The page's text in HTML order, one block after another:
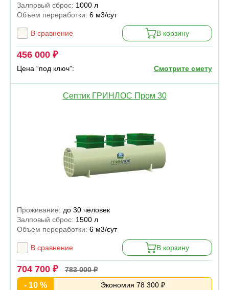
Залповый сброс: 1000 л
Объем переработки: 6 м3/сут
В сравнение В корзину
456 000 ₽
Цена “под ключ”: Смотрите смету
Септик ГРИНЛОС Пром 30
Проживание: до 30 человек
Залповый сброс: 1500 л
Объем переработки: 6 м3/сут
В сравнение В корзину
704 700 ₽ 783 000 ₽
- 10 % Экономия 78 300 ₽